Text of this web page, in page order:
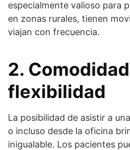
especialmente valioso para
en zonas rurales, tienen
viajan con frecuencia.
2.
flexibilidad
La posibilidad de asistir a
o incluso desde la oficina
inigualable. Los pacientes